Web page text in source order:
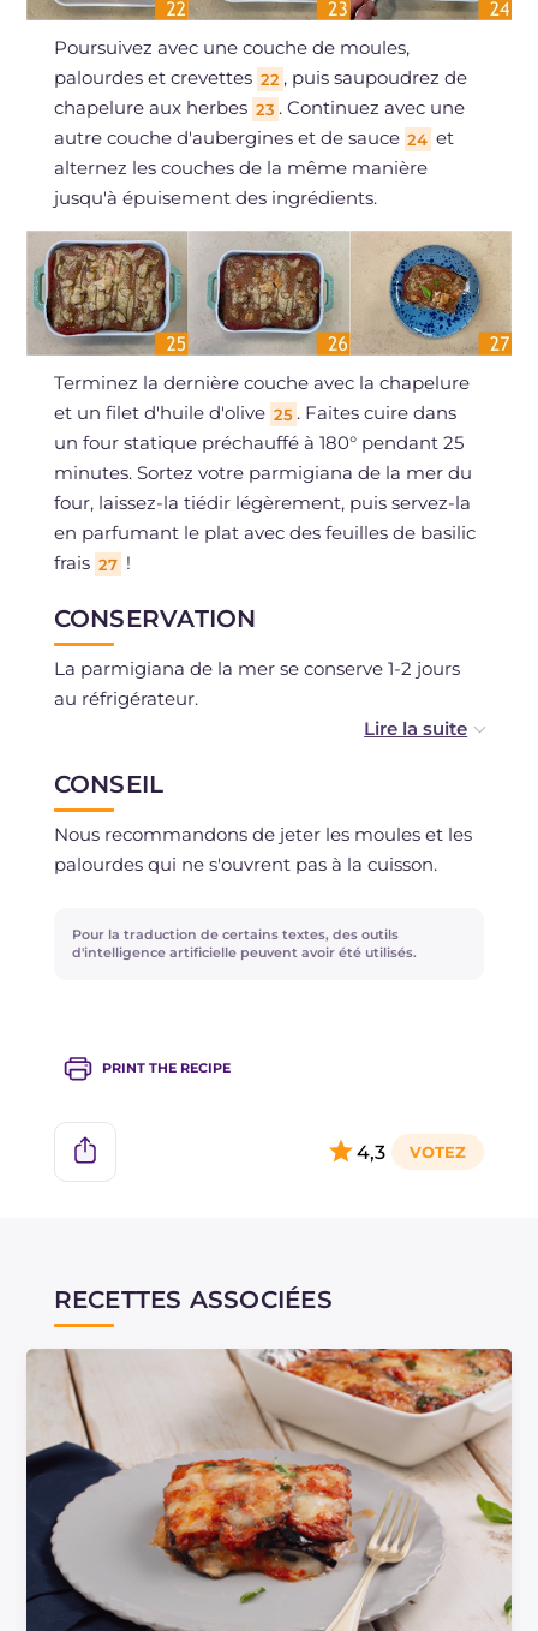
Poursuivez avec une couche de moules,
palourdes et crevettes 22 , puis saupoudrez de
chapelure aux herbes 23 . Continuez avec une
autre couche d'aubergines et de sauce 24 et
alternez les couches de la même manière
jusqu'à épuisement des ingrédients.
Terminez la dernière couche avec la chapelure
et un filet d'huile d'olive 25 . Faites cuire dans
un four statique préchauffé à 180° pendant 25
minutes. Sortez votre parmigiana de la mer du
four, laissez-la tiédir légèrement, puis servez-la
en parfumant le plat avec des feuilles de basilic
frais 27 !
CONSERVATION
La parmigiana de la mer se conserve 1-2 jours
au réfrigérateur.
avez utilisé des ingrédients frais.
CONSEIL
Nous recommandons de jeter les moules et les
palourdes qui ne s'ouvrent pas à la cuisson.
Pour la traduction de certains textes, des outils
d'intelligence artificielle peuvent avoir été utilisés.
PRINT THE RECIPE
4,3
RECETTES ASSOCIÉES